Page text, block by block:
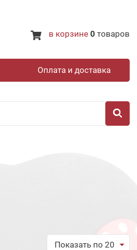
в корзине 0 товаров
Оплата и доставка
Показать по 20